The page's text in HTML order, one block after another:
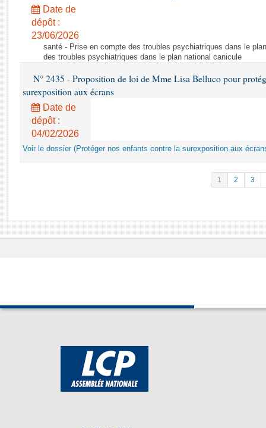
Date de
dépôt :
23/06/2026
santé - Prise en compte des troubles psychiatriques dans le
des troubles psychiatriques dans le plan national canicule
N° 2435 - Proposition de loi de Mme Lisa Belluco pour
surexposition aux écrans
Date de
dépôt :
04/02/2026
Voir le dossier (Protéger nos enfants contre la surexposition aux
1 2 3